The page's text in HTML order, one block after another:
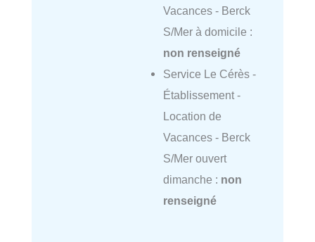
Vacances - Berck
S/Mer à domicile :
non renseigné
Service Le Cérès -
Établissement -
Location de
Vacances - Berck
S/Mer ouvert
dimanche : non
renseigné